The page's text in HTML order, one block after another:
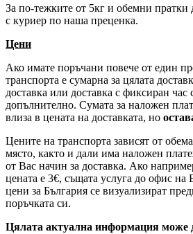
За по-тежките от 5кг и обемни пратки
с куриер по наша преценка.
Цени
Ако имате поръчани повече от един
транспорта е сумарна за цялата
доставка или доставка с фиксиран час
допълнително. Сумата за наложен
влиза в цената на доставката, но
Цените на транспорта зависят от
място, както и дали има наложен
от Вас начин за доставка. Ако
цената е 3€, същата услуга до офис на
цени за България се визуализират
поръчката си.
Цялата актуална информация може